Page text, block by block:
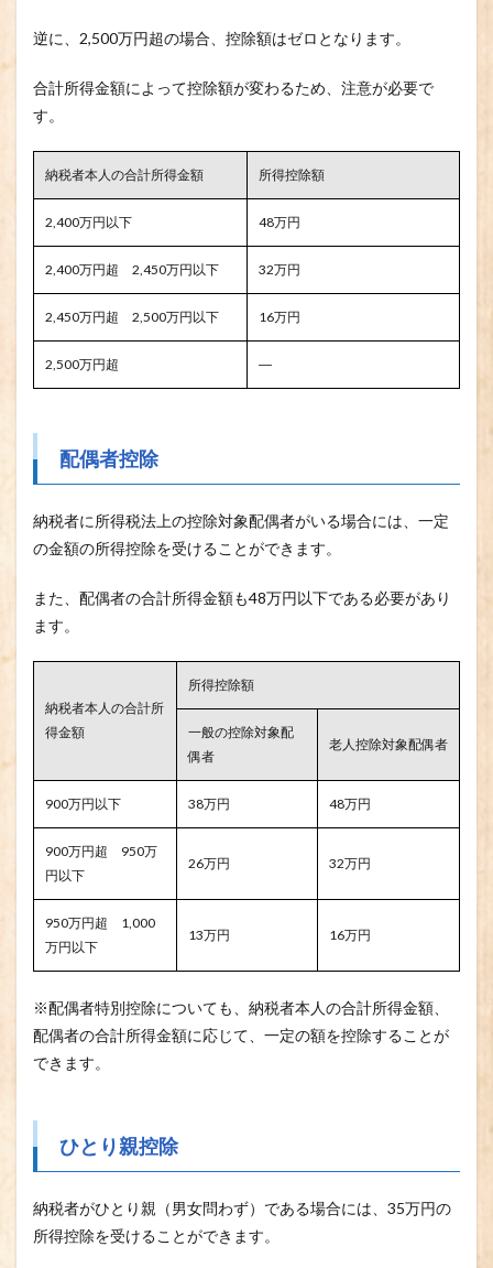
逆に、2,500万円超の場合、控除額はゼロとなります。
合計所得金額によって控除額が変わるため、注意が必要で
す。
納税者本人の合計所得金額 所得控除額
2,400万円以下 48万円
2,400万円超 2,450万円以下 32万円
2,450万円超 2,500万円以下 16万円
2,500万円超 ―
配偶者控除
納税者に所得税法上の控除対象配偶者がいる場合には、一定
の金額の所得控除を受けることができます。
また、配偶者の合計所得金額も48万円以下である必要があり
ます。
納税者本人の合計所
得金額
所得控除額
一般の控除対象配
偶者
老人控除対象配偶者
900万円以下 38万円 48万円
900万円超 950万
円以下
26万円 32万円
950万円超 1,000
万円以下
13万円 16万円
※配偶者特別控除についても、納税者本人の合計所得金額、
配偶者の合計所得金額に応じて、一定の額を控除することが
できます。
ひとり親控除
納税者がひとり親（男女問わず）である場合には、35万円の
所得控除を受けることができます。